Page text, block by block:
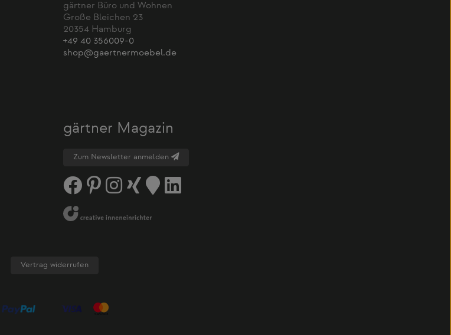
gärtner Büro und Wohnen
Große Bleichen 23
20354 Hamburg
+49 40 356009-0
shop@gaertnermoebel.de
gärtner Magazin
Zum Newsletter anmelden
Vertrag widerrufen